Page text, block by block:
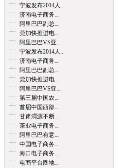
宁波发布2014人...
济南电子商务...
阿里巴巴副总...
莞加快推进电...
阿里巴巴VS亚...
宁波发布2014人...
济南电子商务...
阿里巴巴副总...
莞加快推进电...
阿里巴巴VS亚...
第三届中国农...
首届中国西部...
甘肃渭源不断...
茶业电子商务...
阿里巴巴有意...
中国电子商务...
海口电子商务...
电商平台圈地...